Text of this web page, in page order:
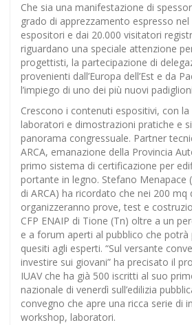
Che sia una manifestazione di
grado di apprezzamento espresso nel
espositori e dai 20.000 visitatori
riguardano una speciale attenzione
progettisti, la partecipazione di
provenienti dall’Europa dell’Est e da
l’impiego di uno dei più nuovi
Crescono i contenuti espositivi, con la
laboratori e dimostrazioni pratiche e
panorama congressuale. Partner
ARCA, emanazione della Provincia
primo sistema di certificazione per
portante in legno. Stefano Menapace
di ARCA) ha ricordato che nei 200 mq
organizzeranno prove, test e
CFP ENAIP di Tione (Tn) oltre a un
e a forum aperti al pubblico che
quesiti agli esperti. “Sul versante
investire sui giovani” ha precisato il
IUAV che ha già 500 iscritti al suo
nazionale di venerdì sull’edilizia
convegno che apre una ricca serie di
workshop, laboratori.